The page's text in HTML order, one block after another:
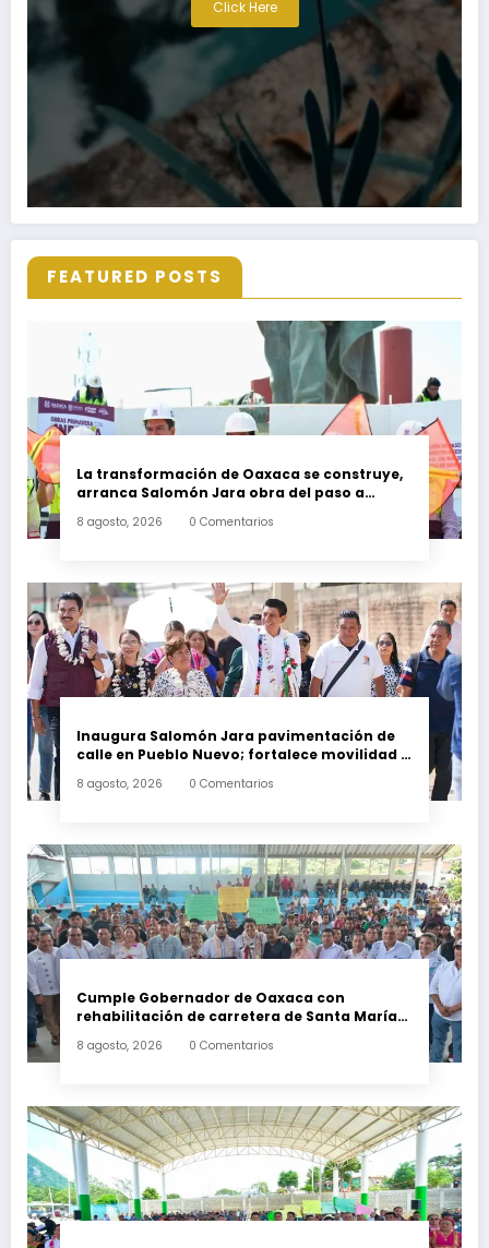
Click Here
FEATURED POSTS
La transformación de Oaxaca se construye,
arranca Salomón Jara obra del paso a
kilómetro 184 + 300
8 agosto, 2026 0 Comentarios
Inaugura Salomón Jara pavimentación de
calle en Pueblo Nuevo; fortalece movilidad y
8 agosto, 2026 0 Comentarios
Cumple Gobernador de Oaxaca con
rehabilitación de carretera de Santa María
8 agosto, 2026 0 Comentarios